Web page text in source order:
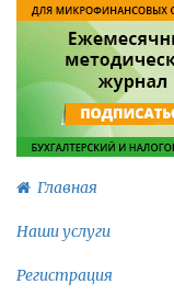
Главная
Наши услуги
Регистрация